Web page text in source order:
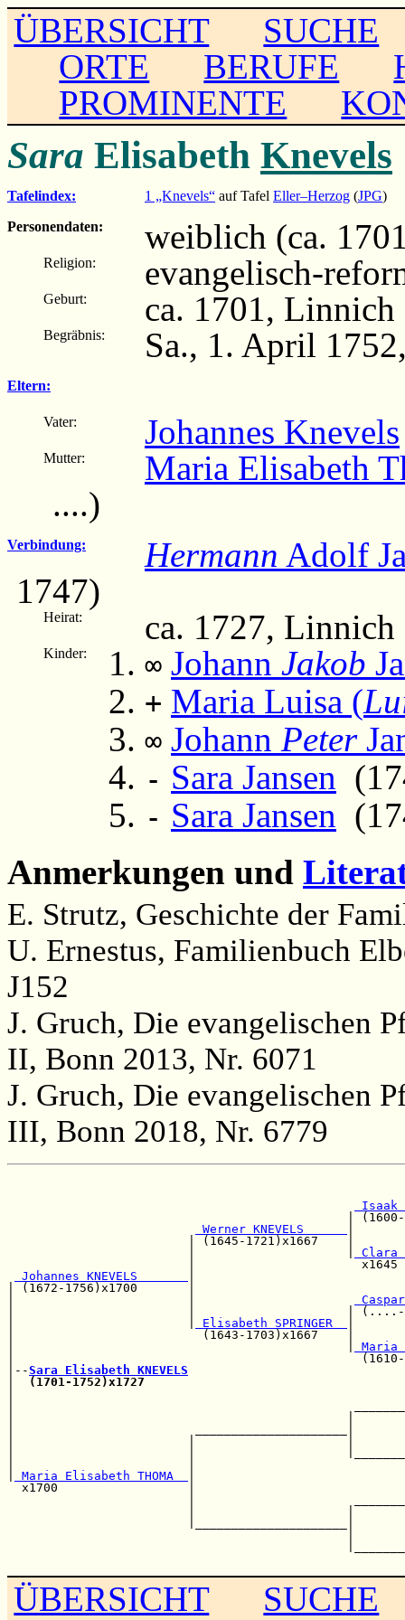
ÜBERSICHT
SUCHE
ORTE
BERUFE
PROMINENTE
Sara Elisabeth Knevels
Tafelindex: 1 „Knevels“ auf Tafel Eller–Herzog (JPG)
Personendaten:
weiblich (ca.
Religion: evangelisch-
Geburt: ca. 1701, Linnich
Begräbnis: Sa., 1. April
Eltern:
Vater: Johannes Knevels
Mutter:
Maria Elisabeth
....)
Verbindung: Hermann Adolf
1747)
Heirat: ca. 1727, Linnich
Kinder: ∞ Johann Jakob
+ Maria Luisa (
∞ Johann Peter
- Sara Jansen
- Sara Jansen
Anmerkungen und
E. Strutz, Geschichte der
U. Ernestus, Familienbuch
J152
J. Gruch, Die evangelischen
II, Bonn 2013, Nr. 6071
J. Gruch, Die evangelischen
III, Bonn 2018, Nr. 6779
|
Werner KNEVELS
| (1645-
|
Johannes KNEVELS
| (1672-1756)x1700       |
|                        |
Elisabeth SPRINGER
|                          (1643-
|
|--Sara Elisabeth KNEVELS
(1701-1752)x1727
Maria Elisabeth THOMA
x1700                  |
ÜBERSICHT
SUCHE